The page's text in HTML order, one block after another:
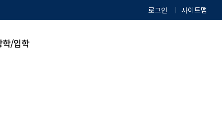
학/입학
로그인 사이트맵